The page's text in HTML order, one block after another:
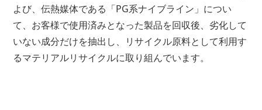
よび、伝熱媒体である「PG系ナイブライン」につい
て、お客様で使用済みとなった製品を回収後、劣化して
いない成分だけを抽出し、リサイクル原料として利用す
るマテリアルリサイクルに取り組んでいます。